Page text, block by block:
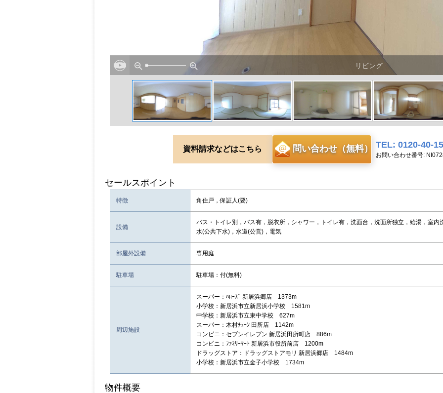
リビング
資料請求などはこちら 問い合わせ（無料） TEL: 0120-40-
お問い合わせ番号:
セールスポイント
特徴 角住戸，保証人(要)
設備
バス・トイレ別，バス有，脱衣所，シャワー，トイレ有，洗面台，洗面所独立，給湯，室
水(公共下水)，水道(公営)，電気
部屋外設備 専用庭
駐車場 駐車場：付(無料)
周辺施設
スーパー：ﾊﾛｰｽﾞ 新居浜郷店 1373m
小学校：新居浜市立新居浜小学校 1581m
中学校：新居浜市立東中学校 627m
スーパー：木村ﾁｪｰﾝ 田所店 1142m
コンビニ：セブンイレブン 新居浜田所町店 886m
コンビニ：ﾌｧﾐﾘｰﾏｰﾄ 新居浜市役所前店 1200m
ドラッグストア：ドラッグストアモリ 新居浜郷店 1484m
小学校：新居浜市立金子小学校 1734m
物件概要